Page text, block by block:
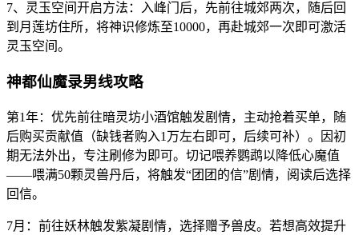
7、灵玉空间开启方法：入峰门后，先前往城郊两次，随后回
到月莲坊住所，将神识修炼至10000，再赴城郊一次即可激活
灵玉空间。
神都仙魔录男线攻略
第1年：优先前往暗灵坊小酒馆触发剧情，主动抢着买单，随
后购买贡献值（缺钱者购入1万左右即可，后续可补）。因初
期无法外出，专注刷修为即可。切记喂养鹦鹉以降低心魔值
——喂满50颗灵兽丹后，将触发“团团的信”剧情，阅读后选择
回信。
7月：前往妖林触发紫凝剧情，选择赠予兽皮。若想高效提升